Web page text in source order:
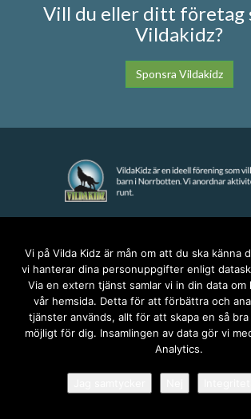
Vill du eller ditt företag
Vildakidz?
Sponsra Vildakidz
anna@vildakidz.se
076-7755068
Integritetspolicy
SOCIALA MEDIER
Vi på Vilda Kidz är mån om att du ska känna
vi hanterar dina personuppgifter enligt
Via en extern tjänst samlar vi in din data
vår hemsida. Detta för att förbättra och
tjänster används, allt för att skapa en så
möjligt för dig. Insamlingen av data gör vi
Analytics.